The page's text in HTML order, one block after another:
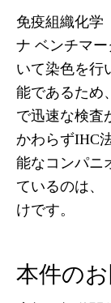
免疫組織化学
ナ ベンチマ
いて染色を行
能であるため
で迅速な検査
かわらずIHC
能なコンパニ
ているのは、
けです。
本件の